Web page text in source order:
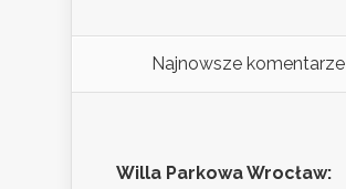
Najnowsze komentarze
Willa Parkowa Wrocław: